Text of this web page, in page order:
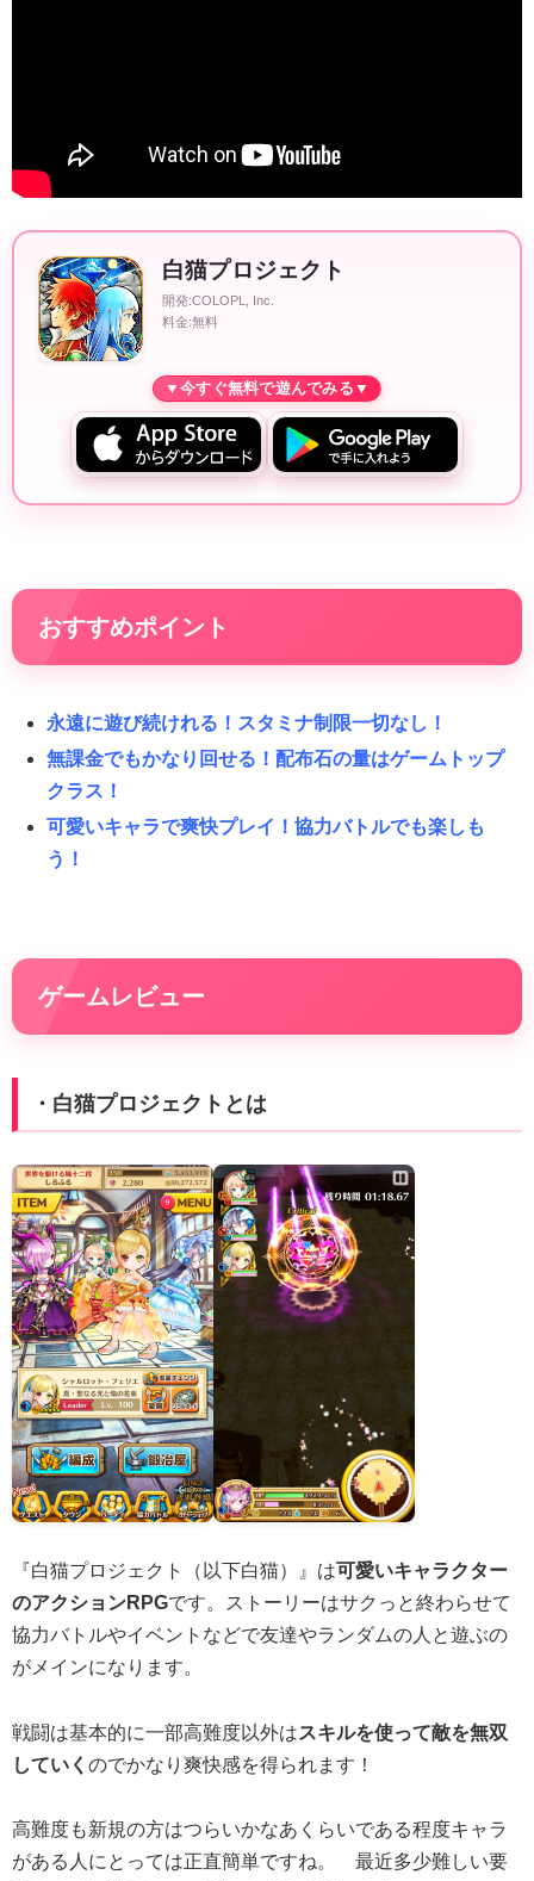
白猫プロジェクト
開発:COLOPL, Inc.
料金:無料
おすすめポイント
永遠に遊び続けれる！スタミナ制限一切なし！
無課金でもかなり回せる！配布石の量はゲームトップ
クラス！
可愛いキャラで爽快プレイ！協力バトルでも楽しも
う！
ゲームレビュー
・白猫プロジェクトとは
『白猫プロジェクト（以下白猫）』は可愛いキャラクター
のアクションRPGです。ストーリーはサクっと終わらせて
協力バトルやイベントなどで友達やランダムの人と遊ぶの
がメインになります。
戦闘は基本的に一部高難度以外はスキルを使って敵を無双
していく のでかなり爽快感を得られます！
高難度も新規の方はつらいかなあくらいである程度キャラ
がある人にとっては正直簡単ですね。 最近多少難しい要